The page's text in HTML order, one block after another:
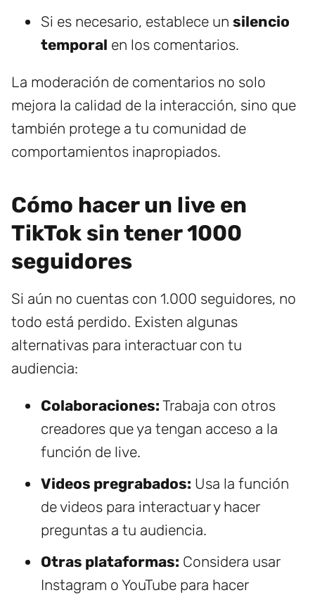
Si es necesario, establece un silencio
temporal en los comentarios.
La moderación de comentarios no solo
mejora la calidad de la interacción, sino que
también protege a tu comunidad de
comportamientos inapropiados.
Cómo hacer un live en
TikTok sin tener 1000
seguidores
Si aún no cuentas con 1.000 seguidores, no
todo está perdido. Existen algunas
alternativas para interactuar con tu
audiencia:
Colaboraciones: Trabaja con otros
creadores que ya tengan acceso a la
función de live.
Videos pregrabados: Usa la función
de videos para interactuar y hacer
preguntas a tu audiencia.
Otras plataformas: Considera usar
Instagram o YouTube para hacer